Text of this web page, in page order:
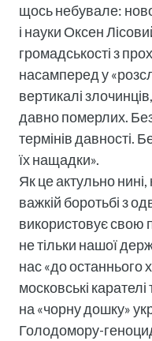
щось небувале:
і науки Оксен
громадськості з
насамперед у
вертикалі
давно померлих.
термінів давності.
їх нащадки».
Як це актульно
важкій боротьбі з
використовує свою
не тільки нашої
нас «до останнього
московські
на «чорну дошку»
Голодомору-